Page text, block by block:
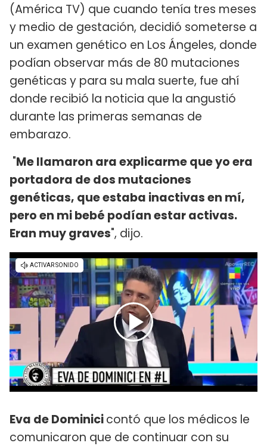
(América TV) que cuando tenía tres meses
y medio de gestación, decidió someterse a
un examen genético en Los Ángeles, donde
podían observar más de 80 mutaciones
genéticas y para su mala suerte, fue ahí
donde recibió la noticia que la angustió
durante las primeras semanas de
embarazo.
"Me llamaron ara explicarme que yo era
portadora de dos mutaciones
genéticas, que estaba inactivas en mí,
pero en mi bebé podían estar activas.
Eran muy graves", dijo.
Eva de Dominicicontó que los médicos le
comunicaron que de continuar con su